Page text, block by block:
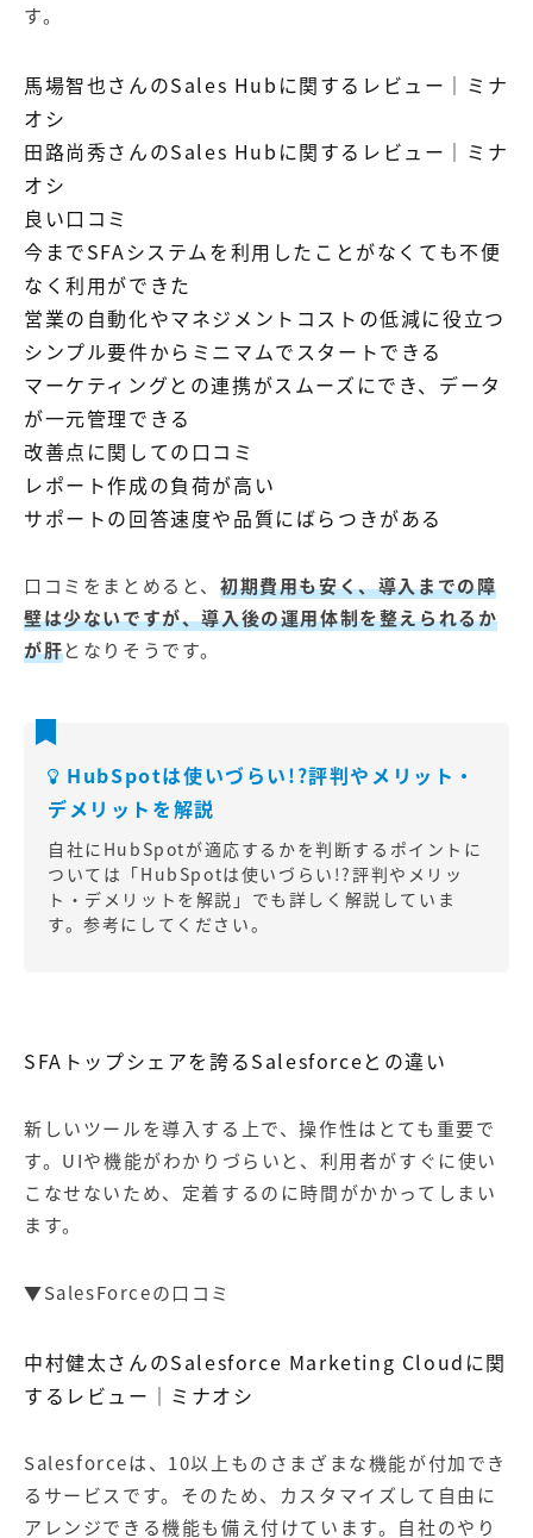
す。
馬場智也さんのSales Hubに関するレビュー ｜ ミナ
オシ
田路尚秀さんのSales Hubに関するレビュー ｜ ミナ
オシ
良い口コミ
今までSFAシステムを利用したことがなくても不便
なく利用ができた
営業の自動化やマネジメントコストの低減に役立つ
シンプル要件からミニマムでスタートできる
マーケティングとの連携がスムーズにでき、データ
が一元管理できる
改善点に関しての口コミ
レポート作成の負荷が高い
サポートの回答速度や品質にばらつきがある
口コミをまとめると、 初期費用も安く、導入までの障
壁は少ないですが、導入後の運用体制を整えられるか
が肝となりそうです。
HubSpotは使いづらい!?評判やメリット・
デメリットを解説
自社にHubSpotが適応するかを判断するポイントに
ついては「HubSpotは使いづらい!?評判やメリッ
ト・デメリットを解説 」でも詳しく解説していま
す。参考にしてください。
SFAトップシェアを誇るSalesforceとの違い
新しいツールを導入する上で、操作性はとても重要で
す。UIや機能がわかりづらいと、利用者がすぐに使い
こなせないため、定着するのに時間がかかってしまい
ます。
▼SalesForceの口コミ
中村健太さんのSalesforce Marketing Cloudに関
するレビュー ｜ ミナオシ
Salesforceは、10以上ものさまざまな機能が付加でき
るサービスです。そのため、カスタマイズして自由に
アレンジできる機能も備え付けています。自社のやり